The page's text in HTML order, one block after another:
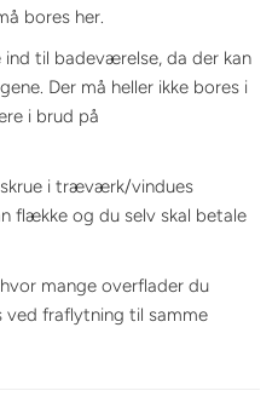
bores her.
til badeværelse, da der kan
Der må heller ikke bores i
i brud på
i træværk/vindues
flække og du selv skal betale
mange overflader du
ved fraflytning til samme